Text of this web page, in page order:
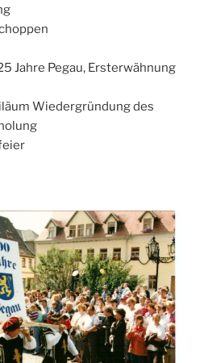
Jahre Pegau, Ersterwähnung
Wiedergründung des